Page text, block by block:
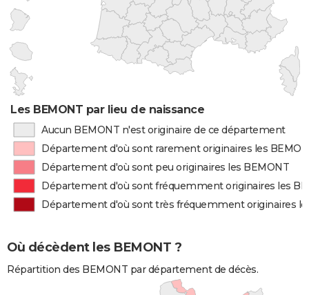
Les BEMONT par lieu de naissance
Aucun BEMONT n'est originaire de ce département
Département d'où sont rarement originaires les
Département d'où sont peu originaires les BEMONT
Département d'où sont fréquemment originaires les
Département d'où sont très fréquemment originaires
Où décèdent les BEMONT ?
Répartition des BEMONT par département de décès.